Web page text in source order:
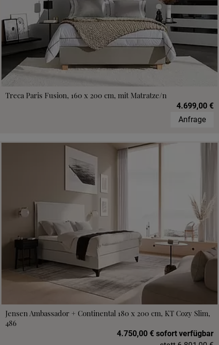
Treca Paris Fusion, 160 x 200 cm, mit Matratze/n
4.699,00 €
Anfrage
Jensen Ambassador + Continental 180 x 200 cm, KT Cozy Slim,
486
4.750,00 € sofort verfügbar